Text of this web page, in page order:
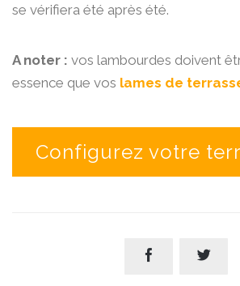
se vérifiera été après été.
A noter : vos lambourdes doivent
essence que vos lames de
Configurez votre
 